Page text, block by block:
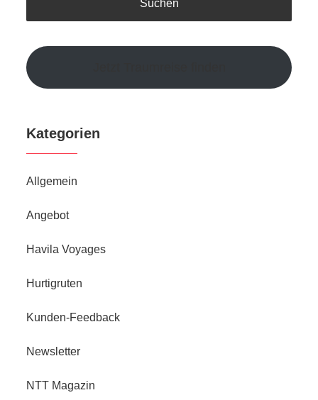
Kategorien
Allgemein
Angebot
Havila Voyages
Hurtigruten
Kunden-Feedback
Newsletter
NTT Magazin